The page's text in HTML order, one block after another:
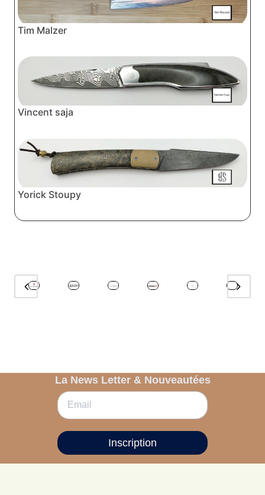
Tim Malzer
Vincent saja
Yorick Stoupy
La News Letter & Nouveautées
Inscription